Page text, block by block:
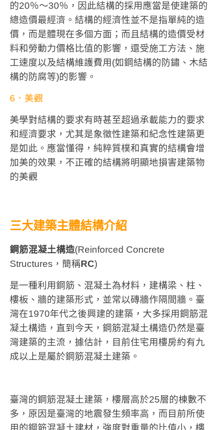
的20％～30％，因此結構的採用應當是使建築的
總造價最經濟。結構的經濟性並不是指單純的造
價，而是體現在多個方面；而且結構的造價受材
料和勞動力價格比值的影響，還受施工方法、施
工速度以及結構維護費用(如鋼結構的防鏽、木結
構的防腐等)的影響。
6．美觀
美學對結構的要求有時甚至超過承載能力的要求
和經濟要求，尤其是象徵性建築和紀念性建築更
是如此。應當懂得，純粹質樸和真實的結構會增
加美的效果，不正確的結構將明顯地損害建築物
的美觀
三大建築主體結構介紹
鋼筋混凝土構造(Reinforced Concrete
Structures，簡稱RC)
是一種利用鋼筋、混凝土為材料，建構梁、柱、
樓板、牆的建築形式，並常以磚牆作隔間牆。臺
灣在1970年代之後興建的建築，大多採用鋼筋混
凝土構造，直到今天，鋼筋混凝土構造仍然是臺
灣建築的主流，據估計，目前住宅用樓房約有九
成以上是屬於鋼筋混凝土建築。
臺灣的鋼筋混凝土建築，樓層高於25層的棟數不
多，原因是臺灣的地震發生頻率高，而目前所使
用的鋼筋混凝土建材，強度對重量的比值小，樓